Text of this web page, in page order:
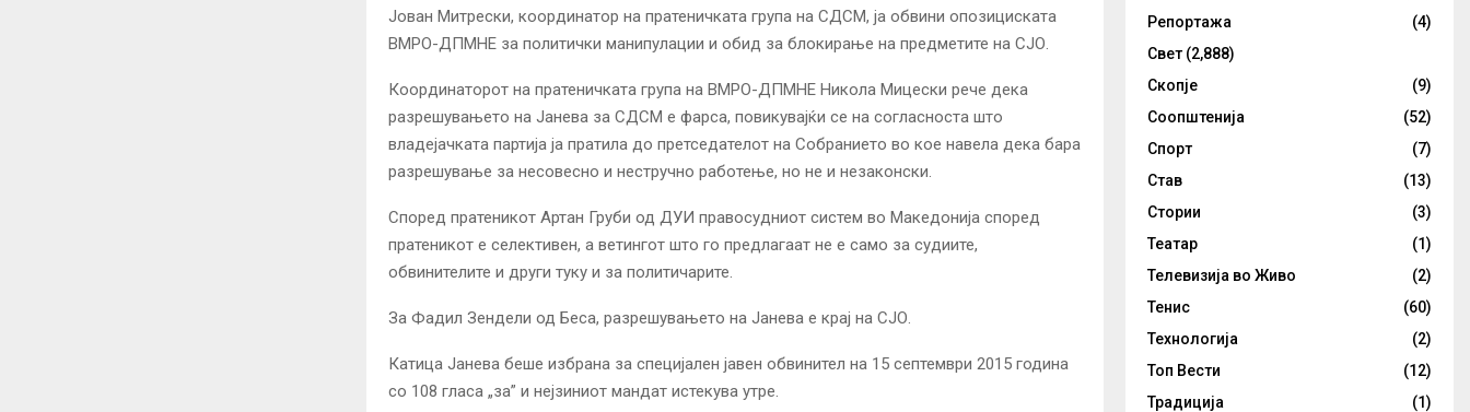
Јован Митрески, координатор на пратеничката група на СДСМ, ја обвини опозициската
ВМРО-ДПМНЕ за политички манипулации и обид за блокирање на предметите на СЈО.
Координаторот на пратеничката група на ВМРО-ДПМНЕ Никола Мицески рече дека
разрешувањето на Јанева за СДСМ е фарса, повикувајќи се на согласноста што
владејачката партија ја пратила до претседателот на Собранието во кое навела дека бара
разрешување за несовесно и нестручно работење, но не и незаконски.
Според пратеникот Артан Груби од ДУИ правосудниот систем во Македонија според
пратеникот е селективен, а ветингот што го предлагаат не е само за судиите,
обвинителите и други туку и за политичарите.
За Фадил Зендели од Беса, разрешувањето на Јанева е крај на СЈО.
Катица Јанева беше избрана за специјален јавен обвинител на 15 септември 2015 година
со 108 гласа „за” и нејзиниот мандат истекува утре.
Репортажа
(4)
Свет (2,888)
Скопје
(9)
Соопштенија
(52)
Спорт
(7)
Став
(13)
Стории
(3)
Театар
(1)
Телевизија во Живо
(2)
Тенис
(60)
Технологија
(2)
Топ Вести
(12)
Традиција
(1)